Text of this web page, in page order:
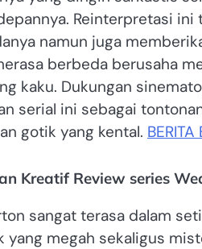
Reinterpretasi
namun juga
berbeda berusaha
kaku. Dukungan
serial ini sebagai
gotik yang kental. BERITA
Kreatif Review series
sangat terasa dalam
megah sekaligus